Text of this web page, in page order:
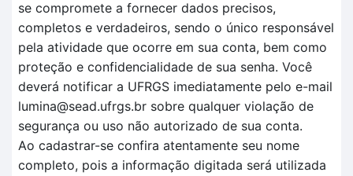
se compromete a fornecer dados precisos,
completos e verdadeiros, sendo o único responsável
pela atividade que ocorre em sua conta, bem como
proteção e confidencialidade de sua senha. Você
deverá notificar a UFRGS imediatamente pelo e-mail
lumina@sead.ufrgs.br sobre qualquer violação de
segurança ou uso não autorizado de sua conta.
Ao cadastrar-se confira atentamente seu nome
completo, pois a informação digitada será utilizada